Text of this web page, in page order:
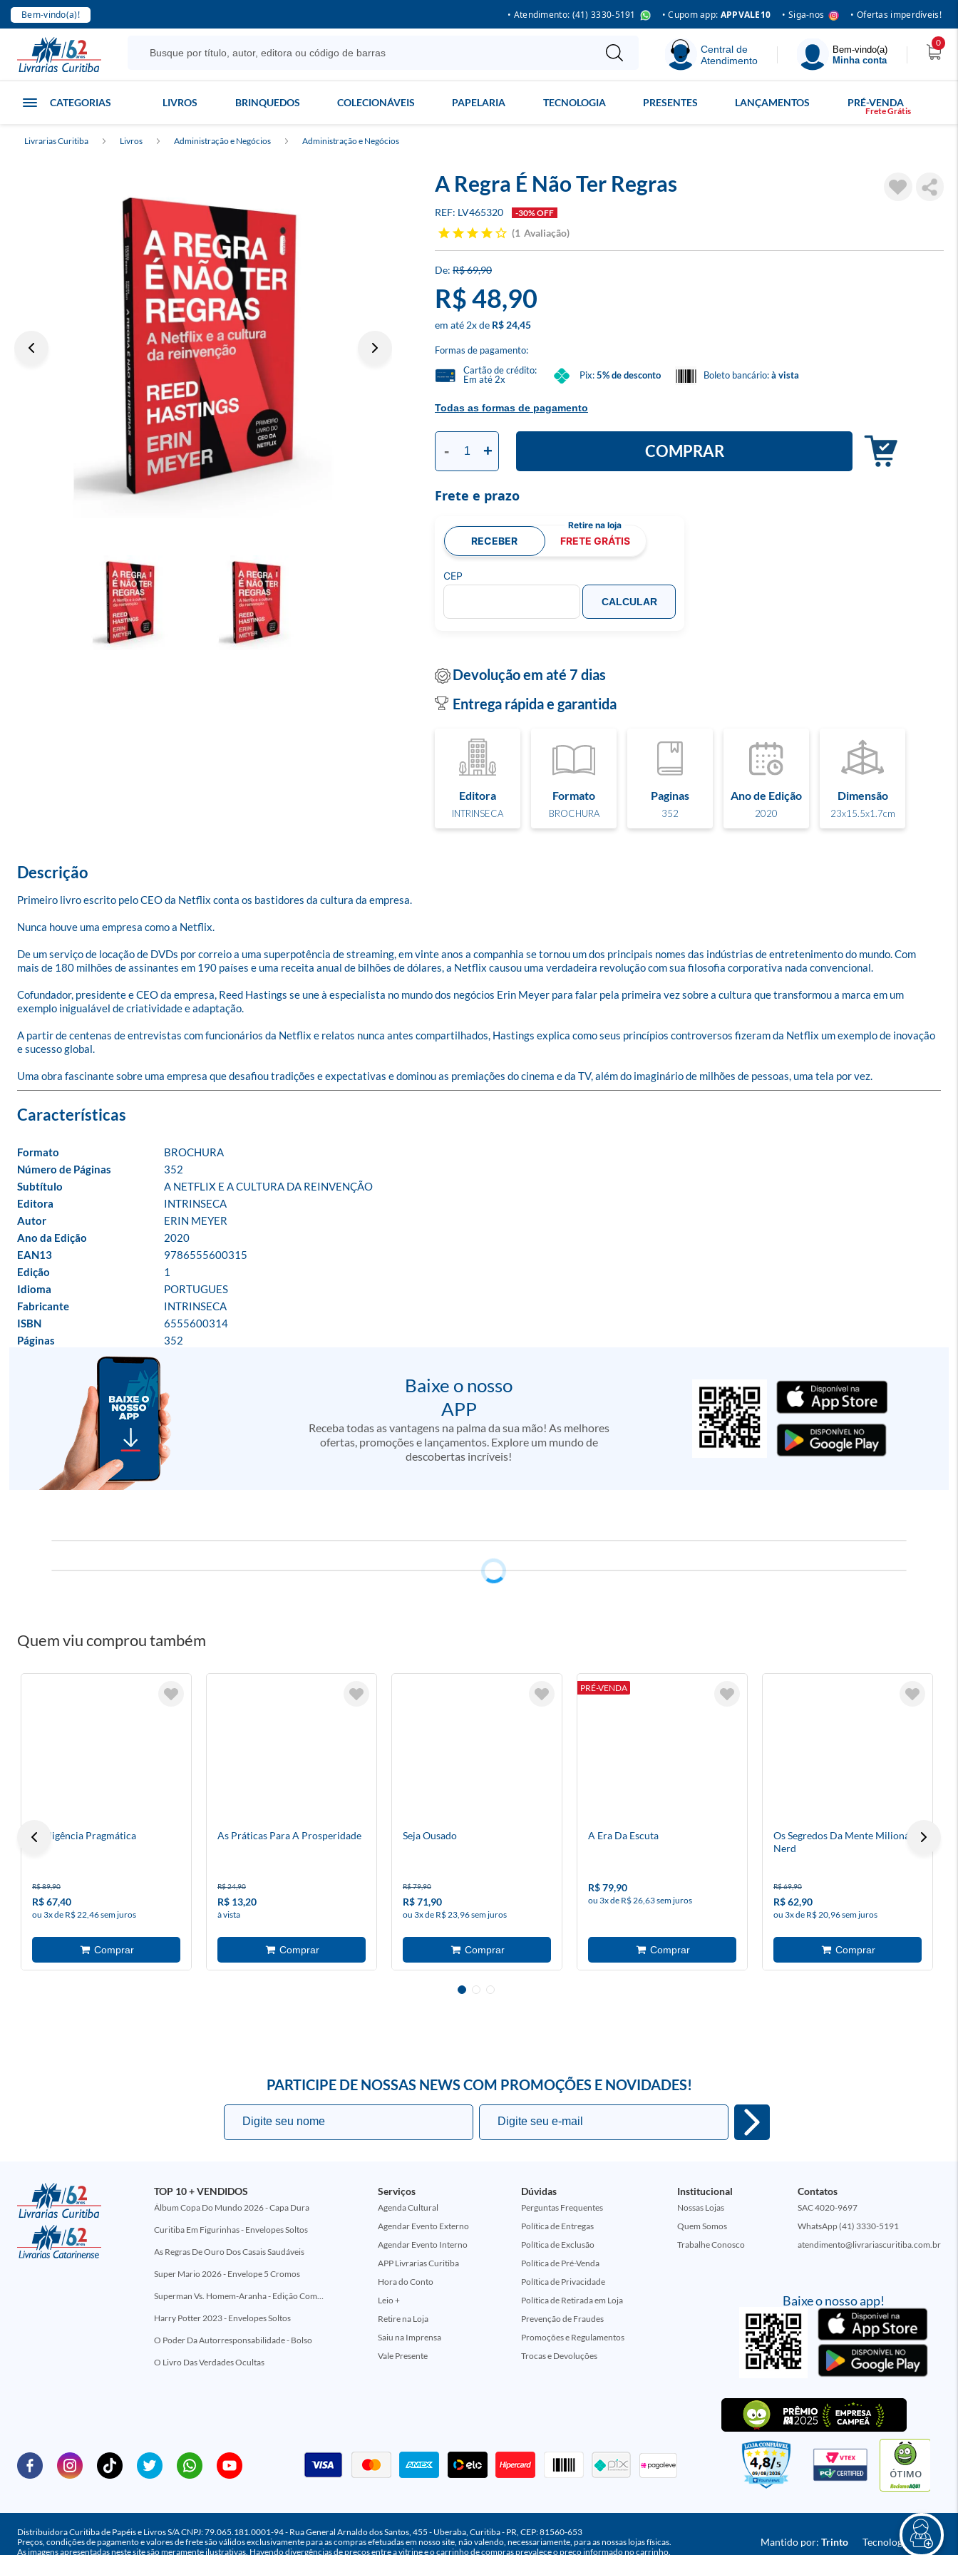
Bem-vindo(a)! • Atendimento: (41) 3330-5191 • Cupom app: APPVALE10 • Siga-nos • Ofertas imperdíveis!
Central de
Atendimento
Bem-vindo(a)
Minha conta
0
CATEGORIAS LIVROS BRINQUEDOS COLECIONÁVEIS PAPELARIA TECNOLOGIA PRESENTES LANÇAMENTOS PRÉ-VENDA
Livrarias Curitiba Livros Administração e Negócios Administração e Negócios
A Regra É Não Ter Regras
LV465320 -30% OFF
1 Avaliação
R$ 69,90
R$ 48,90
2x R$ 24,45
Formas de pagamento:
Todas as formas de pagamento
Cartão de crédito:
Em até 2x
Pix:5% de desconto Boleto bancário:à vista
- + COMPRAR
Frete e prazo
RECEBER FRETE GRÁTIS
CEP
CALCULAR
Devolução em até 7 dias
Entrega rápida e garantida
Editora
INTRINSECA
Formato
BROCHURA
Paginas
352
Ano de Edição
2020
Dimensão
23x15.5x1.7cm
Descrição
Primeiro livro escrito pelo CEO da Netflix conta os bastidores da cultura da empresa.
Nunca houve uma empresa como a Netflix.
De um serviço de locação de DVDs por correio a uma superpotência de streaming, em vinte anos a companhia se tornou um dos principais nomes das indústrias de entretenimento do mundo. Com
mais de 180 milhões de assinantes em 190 países e uma receita anual de bilhões de dólares, a Netflix causou uma verdadeira revolução com sua filosofia corporativa nada convencional.
Cofundador, presidente e CEO da empresa, Reed Hastings se une à especialista no mundo dos negócios Erin Meyer para falar pela primeira vez sobre a cultura que transformou a marca em um
exemplo inigualável de criatividade e adaptação.
A partir de centenas de entrevistas com funcionários da Netflix e relatos nunca antes compartilhados, Hastings explica como seus princípios controversos fizeram da Netflix um exemplo de inovação
e sucesso global.
Uma obra fascinante sobre uma empresa que desafiou tradições e expectativas e dominou as premiações do cinema e da TV, além do imaginário de milhões de pessoas, uma tela por vez.
Formato
BROCHURA
Número de Páginas
352
Subtítulo
A NETFLIX E A CULTURA DA REINVENÇÃO
Editora
INTRINSECA
Autor
ERIN MEYER
Ano da Edição
2020
EAN13
9786555600315
Edição
1
Idioma
PORTUGUES
Fabricante
INTRINSECA
ISBN
6555600314
Páginas
352
Baixe o nosso
APP
Receba todas as vantagens na palma da sua mão! As melhores
ofertas, promoções e lançamentos. Explore um mundo de
descobertas incríveis!
Quem viu comprou também
Inteligência Pragmática
R$ 89,90
R$ 67,40
ou 3x de R$ 22,46 sem juros
As Práticas Para A Prosperidade
R$ 24,90
R$ 13,20
à vista
Seja Ousado
R$ 79,90
R$ 71,90
ou 3x de R$ 23,96 sem juros
PRÉ-VENDA
A Era Da Escuta
R$ 79,90
ou 3x de R$ 26,63 sem juros
Os Segredos Da Mente Milionária
Nerd
R$ 69,90
R$ 62,90
ou 3x de R$ 20,96 sem juros
PARTICIPE DE NOSSAS NEWS COM PROMOÇÕES E NOVIDADES!
Baixe o nosso app!
TOP 10 + VENDIDOS
Álbum Copa Do Mundo 2026 - Capa Dura
Curitiba Em Figurinhas - Envelopes Soltos
As Regras De Ouro Dos Casais Saudáveis
Super Mario 2026 - Envelope 5 Cromos
Superman Vs. Homem-Aranha - Edição Comemorativa 50 Anos (Encontros Clássicos Dc E Marvel)
Harry Potter 2023 - Envelopes Soltos
O Poder Da Autorresponsabilidade - Bolso
O Livro Das Verdades Ocultas
Serviços
Agenda Cultural
Agendar Evento Externo
Agendar Evento Interno
APP Livrarias Curitiba
Hora do Conto
Leio +
Retire na Loja
Saiu na Imprensa
Vale Presente
Dúvidas
Perguntas Frequentes
Política de Entregas
Política de Exclusão
Política de Pré-Venda
Política de Privacidade
Política de Retirada em Loja
Prevenção de Fraudes
Promoções e Regulamentos
Trocas e Devoluções
Institucional
Nossas Lojas
Quem Somos
Trabalhe Conosco
Contatos
SAC 4020-9697
WhatsApp (41) 3330-5191
atendimento@livrariascuritiba.com.br
ÓTIMO
Distribuidora Curitiba de Papéis e Livros S/A CNPJ: 79.065.181.0001-94 - Rua General Arnaldo dos Santos, 455 - Uberaba, Curitiba - PR, CEP: 81560-653
Preços, condições de pagamento e valores de frete são válidos exclusivamente para as compras efetuadas em nosso site, não valendo, necessariamente, para as nossas lojas físicas.
As imagens apresentadas neste site são meramente ilustrativas. Havendo divergências de preços entre a vitrine e o carrinho de compras prevalece o preço informado no carrinho.
Mantido por: Trinto Tecnologia:VTEX